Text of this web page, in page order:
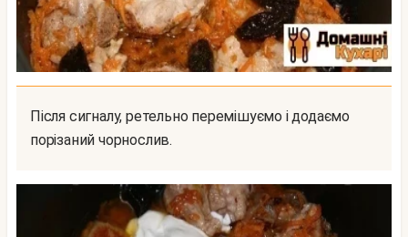
Після сигналу, ретельно перемішуємо і додаємо
порізаний чорнослив.